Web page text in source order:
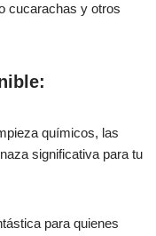
cucarachas y otros
químicos, las
significativa para tu
para quienes